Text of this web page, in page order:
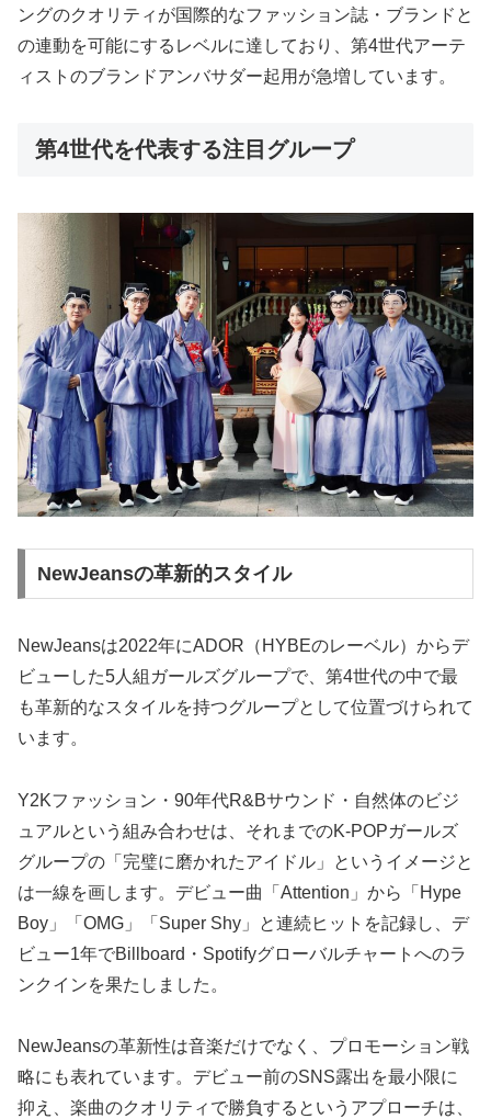
ングのクオリティが国際的なファッション誌・ブランドと
の連動を可能にするレベルに達しており、第4世代アーテ
ィストのブランドアンバサダー起用が急増しています。
第4世代を代表する注目グループ
NewJeansの革新的スタイル
NewJeansは2022年にADOR（HYBEのレーベル）からデ
ビューした5人組ガールズグループで、第4世代の中で最
も革新的なスタイルを持つグループとして位置づけられて
います。
Y2Kファッション・90年代R&Bサウンド・自然体のビジ
ュアルという組み合わせは、それまでのK-POPガールズ
グループの「完璧に磨かれたアイドル」というイメージと
は一線を画します。デビュー曲「Attention」から「Hype
Boy」「OMG」「Super Shy」と連続ヒットを記録し、デ
ビュー1年でBillboard・Spotifyグローバルチャートへのラ
ンクインを果たしました。
NewJeansの革新性は音楽だけでなく、プロモーション戦
略にも表れています。デビュー前のSNS露出を最小限に
抑え、楽曲のクオリティで勝負するというアプローチは、